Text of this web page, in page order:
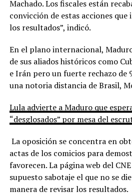
Machado. Los fiscales están
convicción de estas acciones
los resultados”, indicó.
En el plano internacional,
de sus aliados históricos como
e Irán pero un fuerte rechazo de
una notoria distancia de Brasil,
Lula advierte a Maduro que
“desglosados” por mesa del
La oposición se concentra en
actas de los comicios para
favorecen. La página web del
supuesto sabotaje el que no se
manera de revisar los resultados.